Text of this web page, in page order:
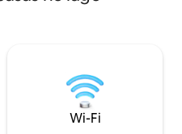
com
HAUS PERKS—
localização
para famílias
Camas king size
Wi-Fi